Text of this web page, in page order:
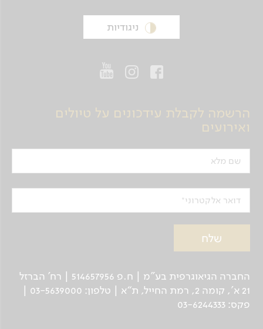
ניגודיות
הרשמה לקבלת עידכונים על טיולים
ואירועים
שם מלא
דואר אלקטרוני
החברה הגיאוגרפית בע"מ | ח.פ 514657956 | רח’ הברזל
21 א', קומה 2, רמת החייל, ת“א | טלפון: 03-5639000 |
פקס: 03-6244333